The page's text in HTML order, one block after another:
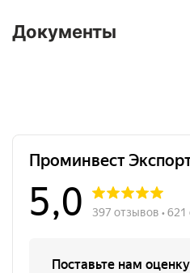
Документы